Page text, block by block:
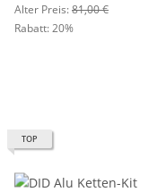
Alter Preis:81,00 €
Rabatt:20%
TOP